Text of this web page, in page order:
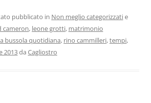
pubblicato in Non meglio categorizzatie
cameron, leone grotti, matrimonio
bussola quotidiana, rino cammilleri,tempi,
2013da Cagliostro